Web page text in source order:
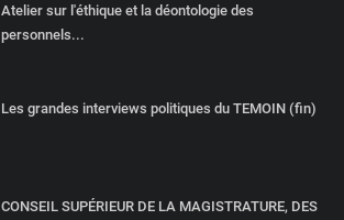
Atelier sur l'éthique et la déontologie des
personnels...
Les grandes interviews politiques du TEMOIN (fin)
CONSEIL SUPÉRIEUR DE LA MAGISTRATURE, DES